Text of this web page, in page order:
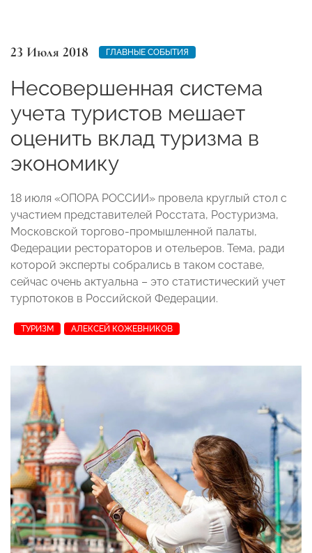
23 Июля 2018 ГЛАВНЫЕ СОБЫТИЯ
Несовершенная система
учета туристов мешает
оценить вклад туризма в
экономику
18 июля «ОПОРА РОССИИ» провела круглый стол с
участием представителей Росстата, Ростуризма,
Московской торгово-промышленной палаты,
Федерации рестораторов и отельеров. Тема, ради
которой эксперты собрались в таком составе,
сейчас очень актуальна – это статистический учет
турпотоков в Российской Федерации.
ТУРИЗМ АЛЕКСЕЙ КОЖЕВНИКОВ